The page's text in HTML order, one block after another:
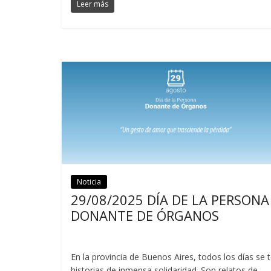
Leer más
Noticia
29/08/2025 DÍA DE LA PERSONA
DONANTE DE ÓRGANOS
En la provincia de Buenos Aires, todos los días se